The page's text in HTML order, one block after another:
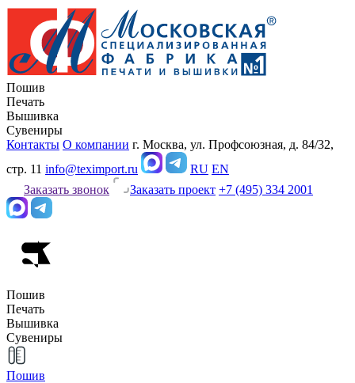
Пошив
Печать
Вышивка
Сувениры
Контакты О компании г. Москва, ул. Профсоюзная, д. 84/32,
стр. 11 info@teximport.ru RU EN
Заказать звонок
Заказать проект +7 (495) 334 2001
Пошив
Печать
Вышивка
Сувениры
Пошив